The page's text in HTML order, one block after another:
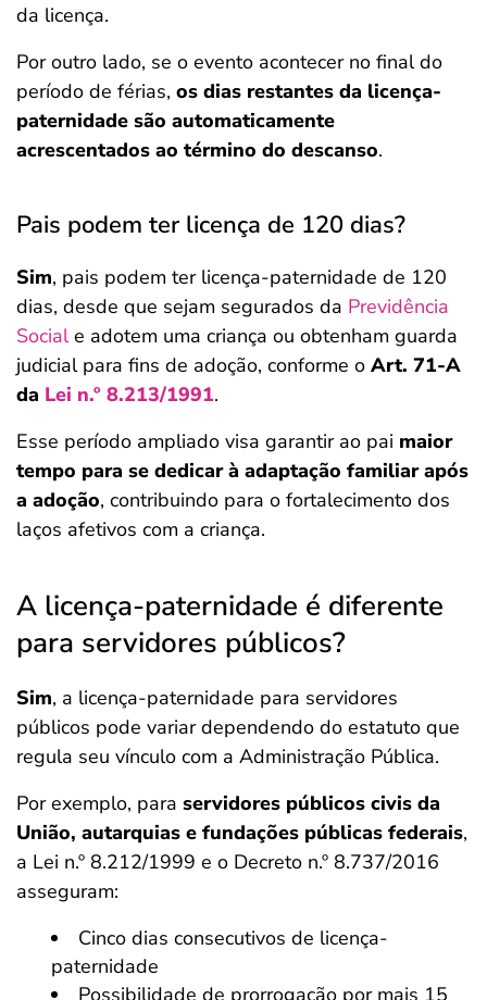
da licença.
Por outro lado, se o evento acontecer no final do
período de férias, os dias restantes da licença-
paternidade são automaticamente
acrescentados ao término do descanso.
Pais podem ter licença de 120 dias?
Sim, pais podem ter licença-paternidade de 120
dias, desde que sejam segurados da Previdência
Sociale adotem uma criança ou obtenham guarda
judicial para fins de adoção, conforme o Art. 71-A
da Lei n.º 8.213/1991.
Esse período ampliado visa garantir ao pai maior
tempo para se dedicar à adaptação familiar após
a adoção, contribuindo para o fortalecimento dos
laços afetivos com a criança.
A licença-paternidade é diferente
para servidores públicos?
Sim, a licença-paternidade para servidores
públicos pode variar dependendo do estatuto que
regula seu vínculo com a Administração Pública.
Por exemplo, para servidores públicos civis da
União, autarquias e fundações públicas federais,
a Lei n.º 8.212/1999 e o Decreto n.º 8.737/2016
asseguram:
Cinco dias consecutivos de licença-
paternidade
Possibilidade de prorrogação por mais 15